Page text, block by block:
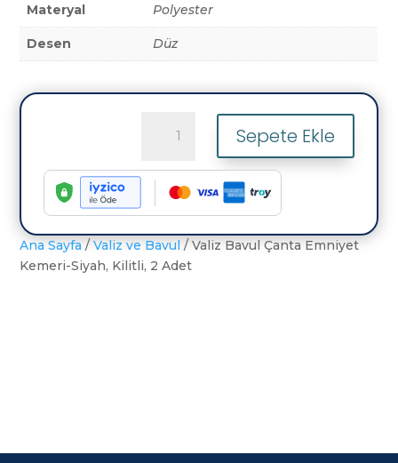
Materyal Polyester
Desen Düz
Emniyet
Kemeri-
Kilitli,
2
Sepete Ekle
Ana Sayfa /Valiz ve Bavul / Valiz Bavul Çanta Emniyet
Kemeri-Siyah, Kilitli, 2 Adet